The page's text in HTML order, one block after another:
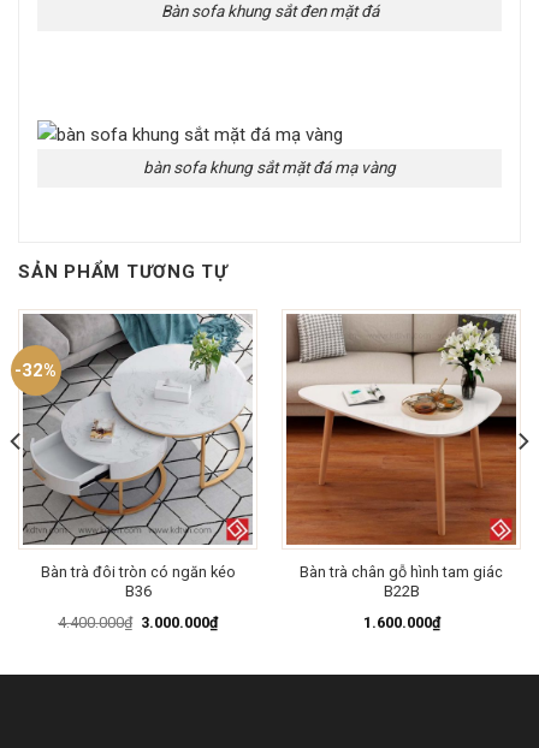
Bàn sofa khung sắt đen mặt đá
bàn sofa khung sắt mặt đá mạ vàng
SẢN PHẨM TƯƠNG TỰ
-32%
Bàn trà đôi tròn có ngăn kéo
B36
4.400.000₫ Giá
3.000.000₫Giá
hiện
3.000.000₫.
Bàn trà chân gỗ hình tam giác
B22B
1.600.000₫